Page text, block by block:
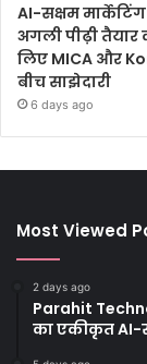
AI-सक्षम
अगली पीढ़ी
लिए MICA और
बीच साझेदारी
6 days ago
Most Viewed
2 days ago
Parahit
का एकीकृत AI-